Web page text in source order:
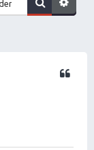
Citeer